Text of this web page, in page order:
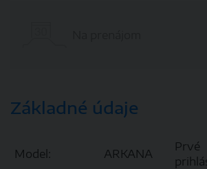
Základné údaje
Model: ARKANA
Prvé